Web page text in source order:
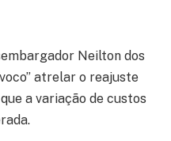
Neilton dos
atrelar o reajuste
a variação de custos